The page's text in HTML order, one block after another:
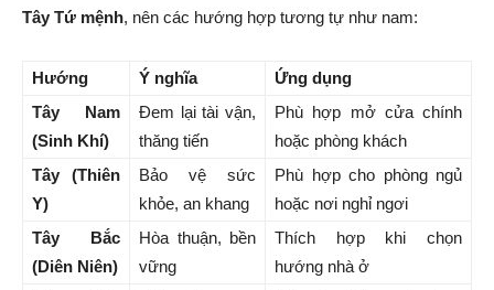
Tây Tứ mệnh, nên các hướng hợp tương tự như nam:
Hướng Ý nghĩa
Ứng dụng
Tây Nam
(Sinh Khí)
Đem lại tài vận,
thăng tiến
Phù hợp mở cửa chính
hoặc phòng khách
Tây (Thiên
Y)
Bảo vệ sức
khỏe, an khang
Phù hợp cho phòng ngủ
hoặc nơi nghỉ ngơi
Tây Bắc
(Diên Niên)
Hòa thuận, bền
vững
Thích hợp khi chọn
hướng nhà ở